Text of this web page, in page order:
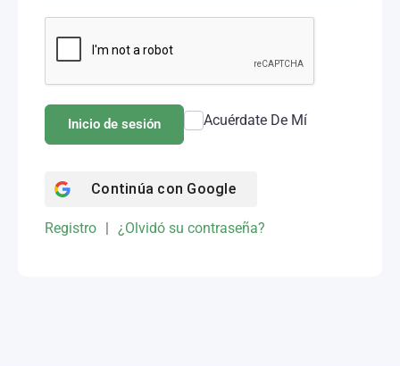
Inicio de sesión Acuérdate De Mí
Continúa con Google
Registro | ¿Olvidó su contraseña?